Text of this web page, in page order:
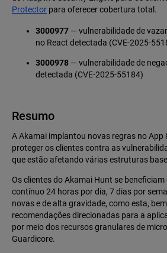
Protector para oferecer cobertura total.
3000977 — vulnerabilidade de
no React detectada (CVE-2025-
3000978 — vulnerabilidade de
detectada (CVE-2025-55184)
Resumo
A Akamai implantou novas regras no App
proteger os clientes contra as
que estão afetando várias estruturas
Os clientes do Akamai Hunt se
contínuo 24 horas por dia, 7 dias por
novas e de alta gravidade, como esta,
recomendações direcionadas para a
por meio dos recursos granulares de
Guardicore.